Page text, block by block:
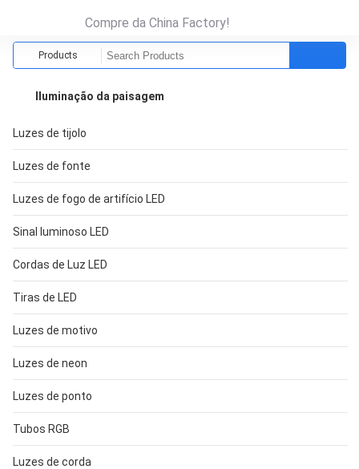
Compre da China Factory!
Products
Iluminação da paisagem
Luzes de tijolo
Luzes de fonte
Luzes de fogo de artifício LED
Sinal luminoso LED
Cordas de Luz LED
Tiras de LED
Luzes de motivo
Luzes de neon
Luzes de ponto
Tubos RGB
Luzes de corda